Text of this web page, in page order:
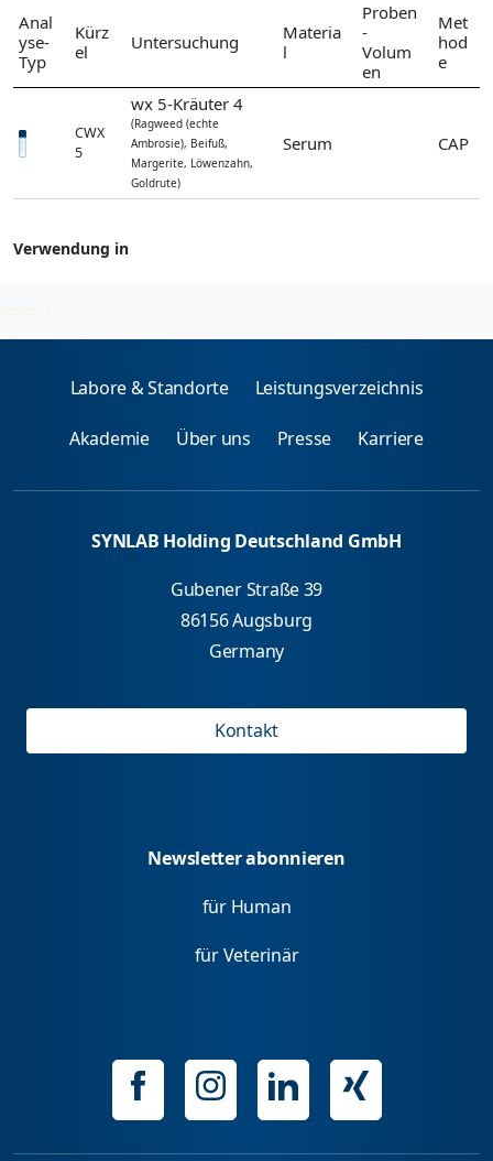
Anal
yse-
Typ
Kürz
el
Untersuchung
Materia
l
Proben
-
Volum
en
Met
hod
e
CWX
5
wx 5-Kräuter 4
(Ragweed (echte
Ambrosie), Beifuß,
Margerite, Löwenzahn,
Goldrute)
Serum CAP
Verwendung in
2026-08-07
Labore & Standorte Leistungsverzeichnis
Akademie Über uns Presse Karriere
SYNLAB Holding Deutschland GmbH
Gubener Straße 39
86156 Augsburg
Germany
Kontakt
Newsletter abonnieren
für Human
für Veterinär